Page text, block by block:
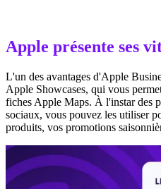
Apple présente ses
L'un des avantages d'Apple
Apple Showcases, qui vous
fiches Apple Maps. À l'instar des
sociaux, vous pouvez les utiliser
produits, vos promotions